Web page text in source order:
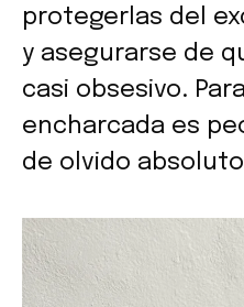
protegerlas del
y asegurarse de
casi obsesivo.
encharcada es
de olvido